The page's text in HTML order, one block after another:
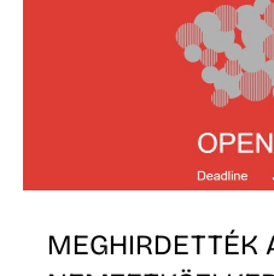
MEGHIRDETTÉK